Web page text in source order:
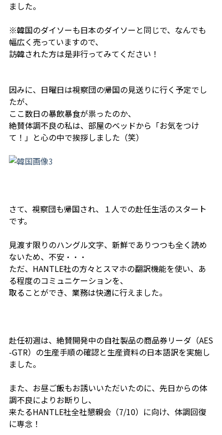
ました。
※韓国のダイソーも日本のダイソーと同じで、なんでも
幅広く売っていますので、
訪韓された方は是非行ってみてください！
因みに、日曜日は視察団の帰国の見送りに行く予定でし
たが、
ここ数日の暴飲暴食が祟ったのか、
絶賛体調不良の私は、部屋のベッドから「お気をつけ
て！」と心の中で挨拶しました（笑）
さて、視察団も帰国され、１人での赴任生活のスタート
です。
見渡す限りのハングル文字、新鮮でありつつも全く読め
ないため、不安・・・
ただ、HANTLE社の方々とスマホの翻訳機能を使い、あ
る程度のコミュニケーションを、
取ることができ、業務は快適に行えました。
赴任初週は、絶賛開発中の自社製品の商品券リーダ（AES
-GTR）の生産手順の確認と生産資料の日本語訳を実施し
ました。
また、お昼ご飯もお誘いいただいたのに、先日からの体
調不良によりお断りし、
来たるHANTLE社全社懇親会（7/10）に向け、体調回復
に専念！